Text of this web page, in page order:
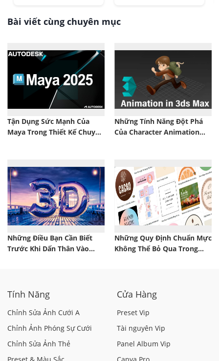
Bài viết cùng chuyên mục
Tận Dụng Sức Mạnh Của
Maya Trong Thiết Kế Chuyển
Những Tính Năng Đột Phá
Của Character Animation
Những Điều Bạn Cần Biết
Trước Khi Dấn Thân Vào
Những Quy Định Chuẩn Mực
Không Thể Bỏ Qua Trong
Tính Năng
Chỉnh Sửa Ảnh Cưới A
Chỉnh Ảnh Phóng Sự Cưới
Chỉnh Sửa Ảnh Thẻ
Cửa Hàng
Preset Vip
Tài nguyên Vip
Panel Album Vip